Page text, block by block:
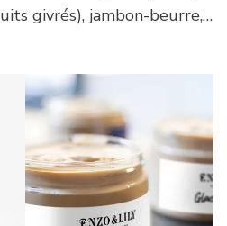
givrés), jambon-beurre,…